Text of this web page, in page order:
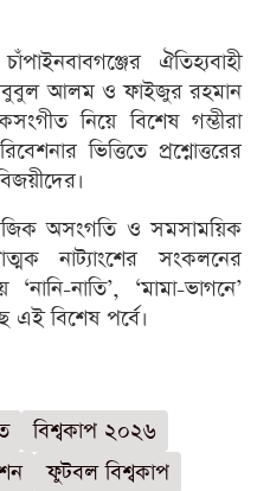
ঐতিহ্যবাহী
আলম ও ফাইজুর রহমান
নিয়ে বিশেষ গম্ভীরা
ভিত্তিতে প্রশ্নোত্তরের
অসংগতি ও সমসাময়িক
নাট্যাংশের সংকলনের
‘নানি-নাতি’, ‘মামা-ভাগনে’
এই বিশেষ পর্বে।
বিশ্বকাপ ২০২৬
ফুটবল বিশ্বকাপ